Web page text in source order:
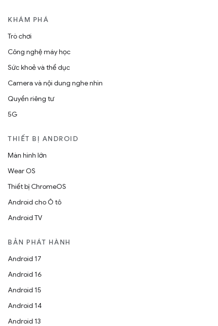
KHÁM PHÁ
Trò chơi
Công nghệ máy học
Sức khoẻ và thể dục
Camera và nội dung nghe nhìn
Quyền riêng tư
5G
THIẾT BỊ ANDROID
Màn hình lớn
Wear OS
Thiết bị ChromeOS
Android cho Ô tô
Android TV
BẢN PHÁT HÀNH
Android 17
Android 16
Android 15
Android 14
Android 13